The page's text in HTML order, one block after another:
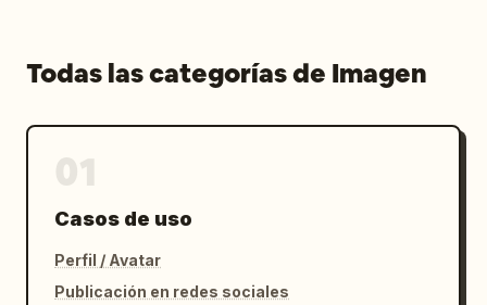
Todas las categorías de Imagen
Casos de uso
Perfil / Avatar
Publicación en redes sociales